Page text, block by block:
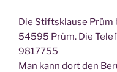
Die Stifts­klau­se Prüm
54595 Prüm. Die
9817755
Man kann dort den